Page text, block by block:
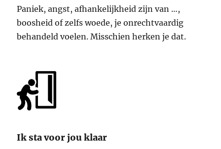
Paniek, angst, afhankelijkheid zijn van …,
boosheid of zelfs woede, je onrechtvaardig
behandeld voelen. Misschien herken je dat.
Ik sta voor jou klaar